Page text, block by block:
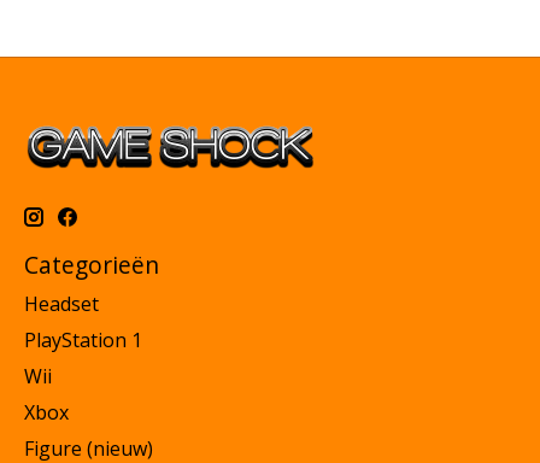
Categorieën
Headset
PlayStation 1
Wii
Xbox
Figure (nieuw)